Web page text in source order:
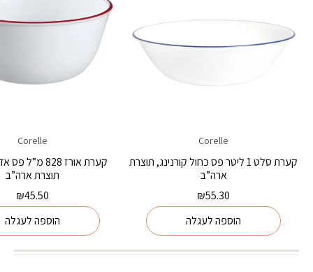
Corelle
קערת סלט 1 ליטר פס כחול קורנינג, תוצרת
ארה”ב
₪55.30
הוספה לעגלה
Corelle
קערת אורז 828
תוצרת ארה”ב
₪45.50
הוספה לעגלה